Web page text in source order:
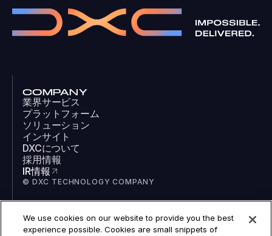
COMPANY
業界サービス
プラットフォーム
ソリューション
インサイト
DXCについて
採用情報
IR情報
© DXC TECHNOLOGY COMPANY
SOCIAL
LinkedIn
We use cookies on our website to provide you the best
experience possible. Cookies are small snippets of